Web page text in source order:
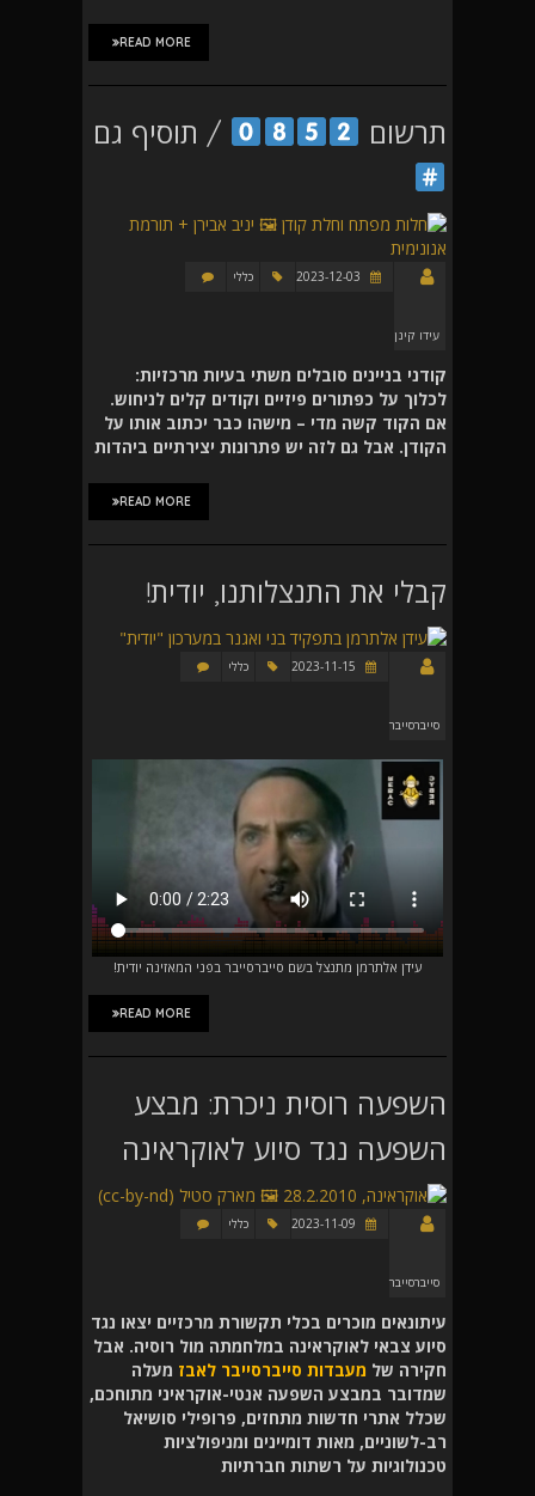
READ MORE
תרשום / תוסיף גם
עידו קינן
כללי
קודני בניינים סובלים משתי בעיות מרכזיות:
לכלוך על כפתורים פיזיים וקודים קלים לניחוש.
אם הקוד קשה מדי – מישהו כבר יכתוב אותו על
הקודן. אבל גם לזה יש פתרונות יצירתיים ביהדות
READ MORE
קבלי את התנצלותנו, יודית!
סייברסייבר
כללי
עידן אלתרמן מתנצל בשם סייברסייבר בפני המאזינה יודית!
READ MORE
השפעה רוסית ניכרת: מבצע
השפעה נגד סיוע לאוקראינה
סייברסייבר
כללי
עיתונאים מוכרים בכלי תקשורת מרכזיים יצאו נגד
סיוע צבאי לאוקראינה במלחמתה מול רוסיה. אבל
חקירה של מעבדות סייברסייבר לאבז מעלה
שמדובר במבצע השפעה אנטי-אוקראיני מתוחכם,
שכלל אתרי חדשות מתחזים, פרופילי סושיאל
רב-לשוניים, מאות דומיינים ומניפולציות
טכנולוגיות על רשתות חברתיות